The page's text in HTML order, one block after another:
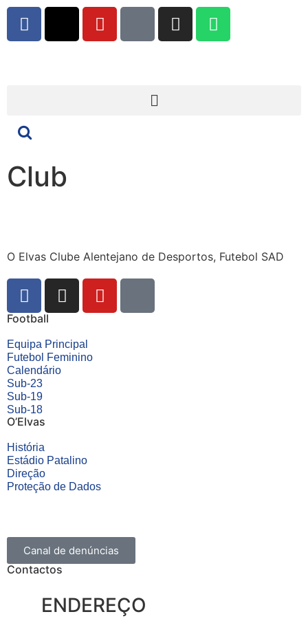
Club
O Elvas Clube Alentejano de Desportos, Futebol SAD
Football
Equipa Principal
Futebol Feminino
Calendário
Sub-23
Sub-19
Sub-18
O’Elvas
História
Estádio Patalino
Direção
Proteção de Dados
Canal de denúncias
Contactos
ENDEREÇO